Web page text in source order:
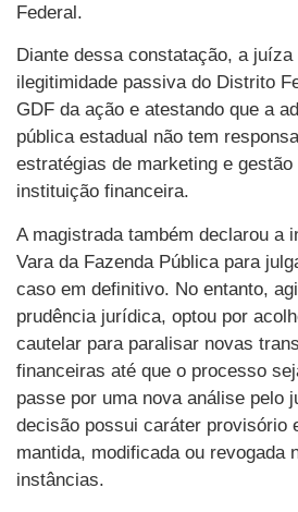
Federal.
Diante dessa constatação, a
ilegitimidade passiva do Distrito
GDF da ação e atestando que a
pública estadual não tem
estratégias de marketing e
instituição financeira.
A magistrada também declarou a
Vara da Fazenda Pública para
caso em definitivo. No entanto,
prudência jurídica, optou por
cautelar para paralisar novas
financeiras até que o processo
passe por uma nova análise pelo
decisão possui caráter provisório
mantida, modificada ou revogada
instâncias.